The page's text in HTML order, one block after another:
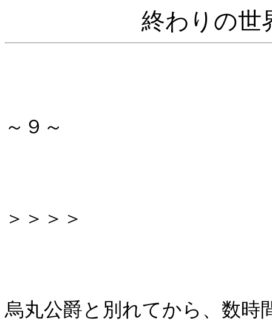
終わりの世
～９～
＞＞＞＞
烏丸公爵と別れてから、数時